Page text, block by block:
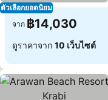
ตัวเลือกยอดนิยม
จาก ฿14,030
ดูราคาจาก 10 เว็บไซต์